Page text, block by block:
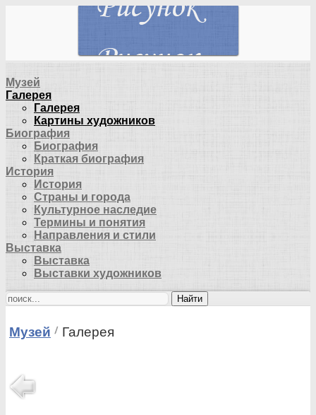
Музей
Галерея
Галерея
Картины художников
Биография
Биография
Краткая биография
История
История
Страны и города
Культурное наследие
Термины и понятия
Направления и стили
Выставка
Выставка
Выставки художников
Найти
Музей Галерея